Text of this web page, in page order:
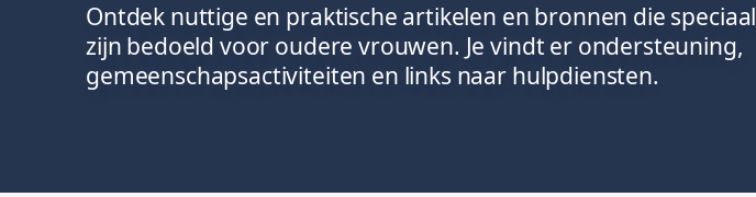
Ontdek nuttige en praktische artikelen en bronnen die speciaal
zijn bedoeld voor oudere vrouwen. Je vindt er ondersteuning,
gemeenschapsactiviteiten en links naar hulpdiensten.